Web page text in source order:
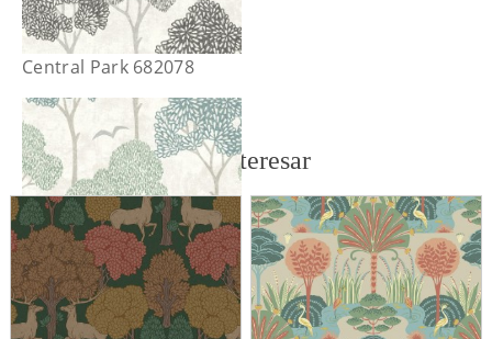
Central Park 682078
También te puede interesar